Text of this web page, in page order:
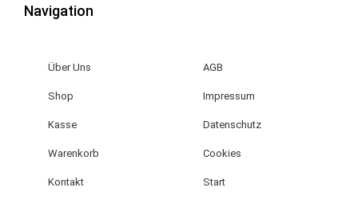
Navigation
Über Uns
Shop
Kasse
Warenkorb
Kontakt
AGB
Impressum
Datenschutz
Cookies
Start